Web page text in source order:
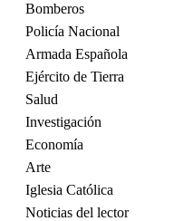
Bomberos
Policía Nacional
Armada Española
Ejército de Tierra
Salud
Investigación
Economía
Arte
Iglesia Católica
Noticias del lector